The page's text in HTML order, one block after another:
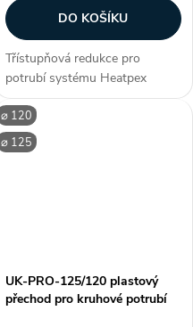
DO KOŠÍKU
Třístupňová redukce pro
potrubí systému Heatpex
ADURO umožňující změnu
průměru potrubí mezi 125, 160
nebo 200 mm. Aby bylo možné
získat 2stupňovou redukci, je
⌀ 120
⌀ 125
UK-PRO-125/120 plastový
přechod pro kruhové potrubí